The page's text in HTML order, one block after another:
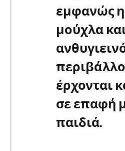
εμφανώς η
μούχλα
έρχονται
σε επαφή
παιδιά.